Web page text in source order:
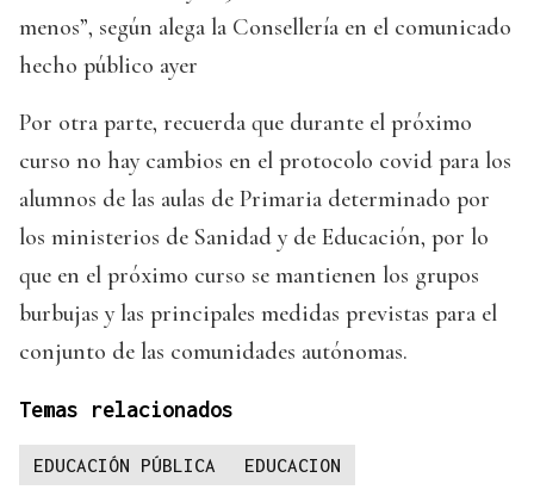
menos”, según alega la Consellería en el comunicado
hecho público ayer
Por otra parte, recuerda que durante el próximo
curso no hay cambios en el protocolo covid para los
alumnos de las aulas de Primaria determinado por
los ministerios de Sanidad y de Educación, por lo
que en el próximo curso se mantienen los grupos
burbujas y las principales medidas previstas para el
conjunto de las comunidades autónomas.
Temas relacionados
EDUCACIÓN PÚBLICA EDUCACION